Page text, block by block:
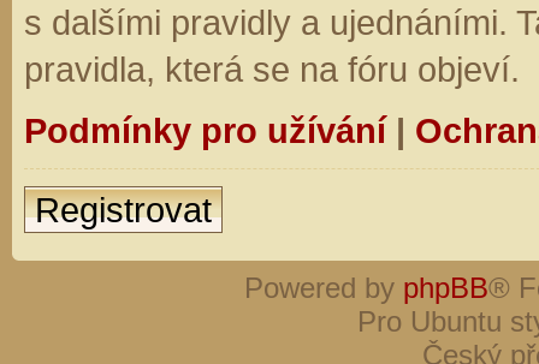
s dalšími pravidly a ujednáními.
pravidla, která se na fóru objeví.
Podmínky pro užívání|
Registrovat
Powered by phpBB®
Pro Ubuntu
Český